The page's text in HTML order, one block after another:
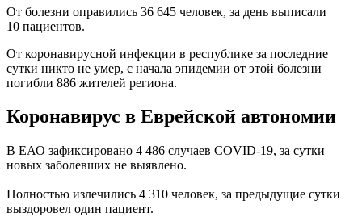
От болезни оправились 36 645 человек, за день выписали
10 пациентов.
От коронавирусной инфекции в республике за последние
сутки никто не умер, с начала эпидемии от этой болезни
погибли 886 жителей региона.
Коронавирус в Еврейской автономии
В ЕАО зафиксировано 4 486 случаев COVID-19, за сутки
новых заболевших не выявлено.
Полностью излечились 4 310 человек, за предыдущие сутки
выздоровел один пациент.